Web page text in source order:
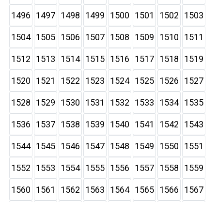
1496 1497 1498 1499 1500 1501 1502 1503
1504 1505 1506 1507 1508 1509 1510 1511
1512 1513 1514 1515 1516 1517 1518 1519
1520 1521 1522 1523 1524 1525 1526 1527
1528 1529 1530 1531 1532 1533 1534 1535
1536 1537 1538 1539 1540 1541 1542 1543
1544 1545 1546 1547 1548 1549 1550 1551
1552 1553 1554 1555 1556 1557 1558 1559
1560 1561 1562 1563 1564 1565 1566 1567